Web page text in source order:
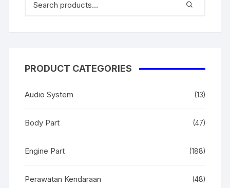
PRODUCT CATEGORIES
Audio System (13)
Body Part (47)
Engine Part (188)
Perawatan Kendaraan (48)